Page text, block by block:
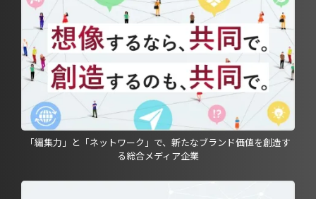
「編集力」と「ネットワーク」で、新たなブランド価値を創造す
る総合メディア企業